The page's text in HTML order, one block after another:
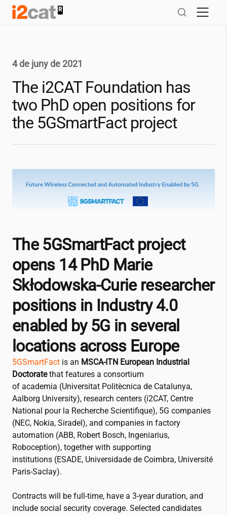
Salta
4 de juny de 2021
The i2CATFoundation has
two PhD open positions for
the 5GSmartFact project
The 5GSmartFact project
opens 14 PhD Marie
Skłodowska-Curie researcher
positions in Industry 4.0
enabled by 5G in several
locations across Europe
5GSmartFact is an MSCA-ITN European Industrial
Doctoratethat features a consortium
of academia (Universitat Politècnica de Catalunya,
Aalborg University), research centers (i2CAT, Centre
National pour la Recherche Scientifique), 5G companies
(NEC, Nokia, Siradel), and companies in factory
automation (ABB, Robert Bosch, Ingeniarius,
Roboception), together with supporting
institutions (ESADE, Universidade de Coimbra, Université
Paris-Saclay).
Contracts will be full-time, have a 3-year duration, and
include social security coverage. Selected candidates